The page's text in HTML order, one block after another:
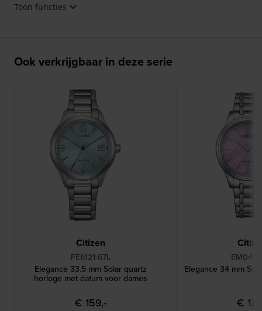
Toon functies
Ook verkrijgbaar in deze serie
Citizen
FE6121-67L
Elegance 33.5 mm Solar quartz
horloge met datum voor dames
€ 159,-
Elegance 34 mm
€